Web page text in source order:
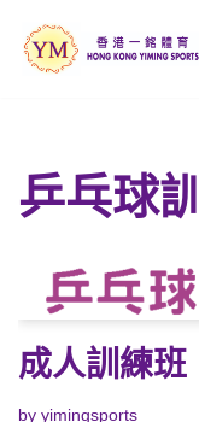
Skip
乒乓球
成人訓練班
by yimingsports